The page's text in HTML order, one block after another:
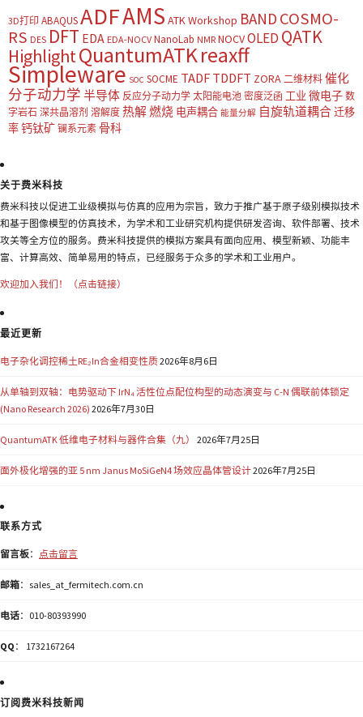
3D打印 ABAQUSADFAMS ATK Workshop BAND COSMO-
RS DES DFT EDA EDA-NOCV NanoLab NMR NOCVOLED QATK
HighlightQuantumATKreaxff
Simpleware SOC SOCME TADF TDDFT ZORA 二维材料 催化
分子动力学 半导体 反应分子动力学 太阳能电池 密度泛函 工业 微电子 数
字岩石 深共晶溶剂 溶解度 热解燃烧 电声耦合 能量分解 自旋轨道耦合迁移
率钙钛矿 镧系元素 骨科
关于费米科技
费米科技以促进工业级模拟与仿真的应用为宗旨，致力于推广基于原子级别模拟技术
和基于图像模型的仿真技术，为学术和工业研究机构提供研发咨询、软件部署、技术
攻关等全方位的服务。费米科技提供的模拟方案具有面向应用、模型新颖、功能丰
富、计算高效、简单易用的特点，已经服务于众多的学术和工业用户。
欢迎加入我们！（点击链接）
最近更新
电子杂化调控稀土RE₂In合金相变性质2026年8月6日
从单轴到双轴：电势驱动下 IrN₄ 活性位点配位构型的动态演变与 C-N 偶联前体锁定
(Nano Research 2026) 2026年7月30日
QuantumATK 低维电子材料与器件合集（九） 2026年7月25日
面外极化增强的亚 5 nm Janus MoSiGeN4 场效应晶体管设计2026年7月25日
联系方式
留言板： 点击留言
邮箱：sales_at_fermitech.com.cn
电话：010-80393990
QQ ： 1732167264
订阅费米科技新闻